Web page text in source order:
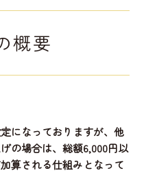
概要
になっておりますが、他
の場合は、総額6,000円以
算される仕組みとなって